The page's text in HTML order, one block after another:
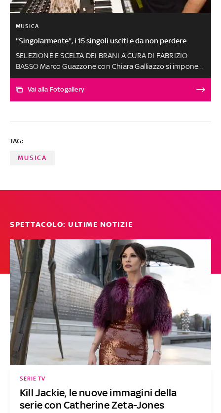
MUSICA
"Singolarmente", i 15 singoli usciti e da non perdere
SELEZIONE E SCELTA DEI BRANI A CURA DI FABRIZIO
BASSO Marco Guazzone con Chiara Galliazzo si impone
al fotofinish. La sua 'Salsedine' si deposita sulla pelle e
diventa il singolo top di aprile: racconta il potere dei
nuovo, fotografico brano di Chiamamifaro, 'Ma Ma Ma'.
Le altre canzoni, scelte tra oltre 250 ascolti, tutte
Vai alla Fotogallery
TAG:
MUSICA
SPETTACOLO: ULTIME NOTIZIE
Kill Jackie, le nuove immagini della
serie con Catherine Zeta-Jones
SERIE TV